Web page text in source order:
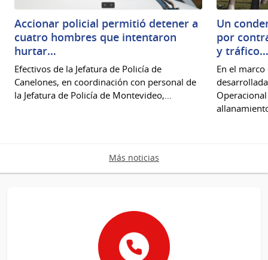
Accionar policial permitió detener a
cuatro hombres que intentaron
hurtar…
Efectivos de la Jefatura de Policía de
Canelones, en coordinación con personal de
la Jefatura de Policía de Montevideo,…
Un
por
y tráfico…
En el
Más noticias